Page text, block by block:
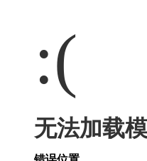
:(
无法加载